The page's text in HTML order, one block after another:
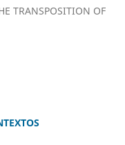
TRANSPOSITION OF